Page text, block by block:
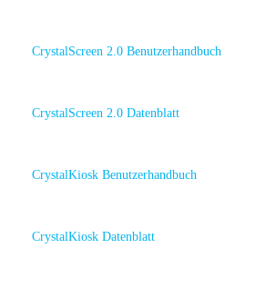
CrystalScreen 2.0 Benutzerhandbuch
CrystalScreen 2.0 Datenblatt
CrystalKiosk Benutzerhandbuch
CrystalKiosk Datenblatt